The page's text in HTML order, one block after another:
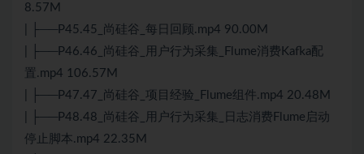
8.57M
| ├──P45.45_尚硅谷_每日回顾.mp4 90.00M
| ├──P46.46_尚硅谷_用户行为采集_Flume消费Kafka配
置.mp4 106.57M
| ├──P47.47_尚硅谷_项目经验_Flume组件.mp4 20.48M
| ├──P48.48_尚硅谷_用户行为采集_日志消费Flume启动
停止脚本.mp4 22.35M